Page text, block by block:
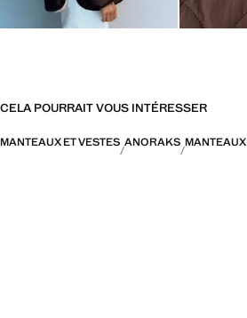
CELA POURRAIT VOUS INTÉRESSER
MANTEAUX ET VESTES ANORAKS MANTEAUX